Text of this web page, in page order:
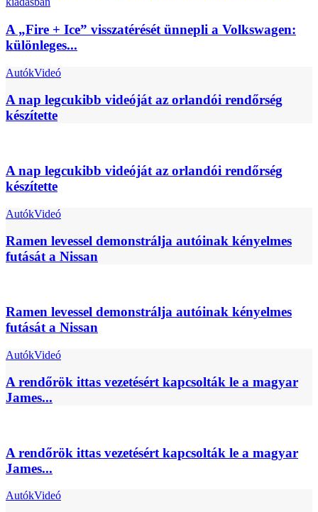
A „Fire + Ice” visszatérését ünnepli a Volkswagen:
különleges...
AutókVideó
A nap legcukibb videóját az orlandói rendőrség
készítette
A nap legcukibb videóját az orlandói rendőrség
készítette
AutókVideó
Ramen levessel demonstrálja autóinak kényelmes
futását a Nissan
Ramen levessel demonstrálja autóinak kényelmes
futását a Nissan
AutókVideó
A rendőrök ittas vezetésért kapcsolták le a magyar
James...
A rendőrök ittas vezetésért kapcsolták le a magyar
James...
AutókVideó